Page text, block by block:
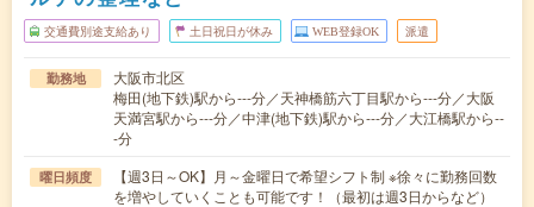
交通費別途支給あり 土日祝日が休み WEB登録OK 派遣
勤務地
大阪市北区
梅田(地下鉄)駅から---分／天神橋筋六丁目駅から---分／大阪
天満宮駅から---分／中津(地下鉄)駅から---分／大江橋駅から--
-分
曜日頻度
【週3日～OK】月～金曜日で希望シフト制 ※徐々に勤務回数
を増やしていくことも可能です！（最初は週3日からなど）